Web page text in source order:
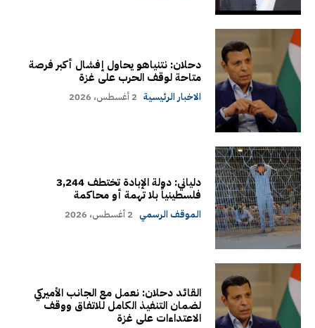
دحلان: نتنياهو يحاول إفشال أكبر فرصة
متاحة لوقف الحرب على غزة
الاخبار الرئيسية 2 أغسطس، 2026
دلياني: دولة الإبادة تختطف 3,244
فلسطينياً بلا تهمة أو محاكمة
الموقف الرسمي 2 أغسطس، 2026
القائد دحلان: نعمل مع الجانب الأميركي
لضمان التنفيذ الكامل للاتفاق ووقف
الاعتداءات على غزة